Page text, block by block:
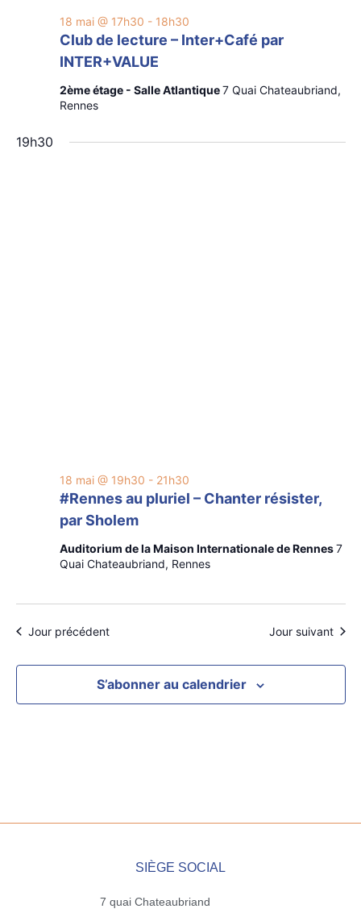
Club de lecture – Inter+Café par
INTER+VALUE
18 mai @ 17h30 - 18h30
2ème étage - Salle Atlantique7 Quai Chateaubriand,
Rennes
19h30
#Rennes au pluriel – Chanter résister,
par Sholem
18 mai @ 19h30 - 21h30
Auditorium de la Maison Internationale de Rennes7
Quai Chateaubriand, Rennes
Jour précédent Jour suivant
S’abonner au calendrier
SIÈGE SOCIAL
7 quai Chateaubriand